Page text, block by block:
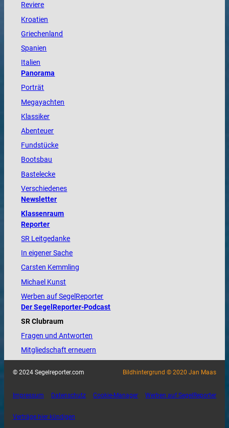
Reviere
Kroatien
Griechenland
Spanien
Italien
Panorama
Porträt
Megayachten
Klassiker
Abenteuer
Fundstücke
Bootsbau
Bastelecke
Verschiedenes
Newsletter
Klassenraum
Reporter
SR Leitgedanke
In eigener Sache
Carsten Kemmling
Michael Kunst
Werben auf SegelReporter
Der SegelReporter-Podcast
SR Clubraum
Fragen und Antworten
Mitgliedschaft erneuern
© 2024 Segelreporter.com Bildhintergrund © 2020 Jan Maas
Impressum Datenschutz Cookie-Manager Werben auf SegelReporter
Verträge hier kündigen